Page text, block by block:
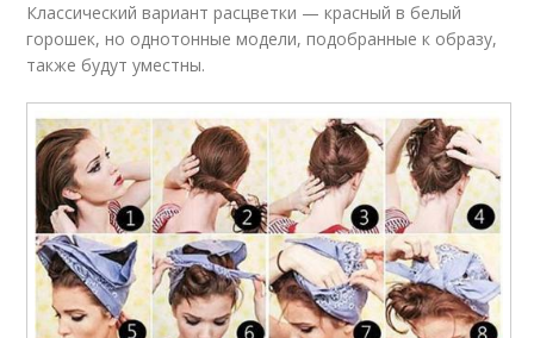
Классический вариант расцветки — красный в белый
горошек, но однотонные модели, подобранные к образу,
также будут уместны.